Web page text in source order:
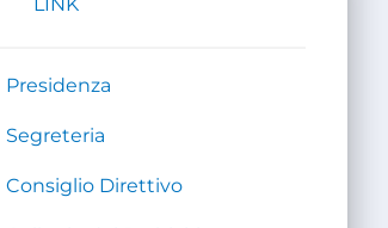
Presidenza
Segreteria
Consiglio Direttivo